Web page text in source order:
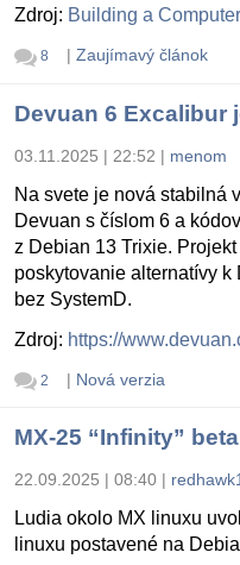
Zdroj: Building a
8 | Zaujímavý článok
Devuan 6 Excalibur
03.11.2025 | 22:52 | menom
Na svete je nová stabilná
Devuan s číslom 6 a
z Debian 13 Trixie.
poskytovanie alternatívy
bez SystemD.
Zdroj: https://
2 | Nová verzia
MX-25 “Infinity”
22.09.2025 | 08:40 |
Ludia okolo MX linuxu
linuxu postavené na